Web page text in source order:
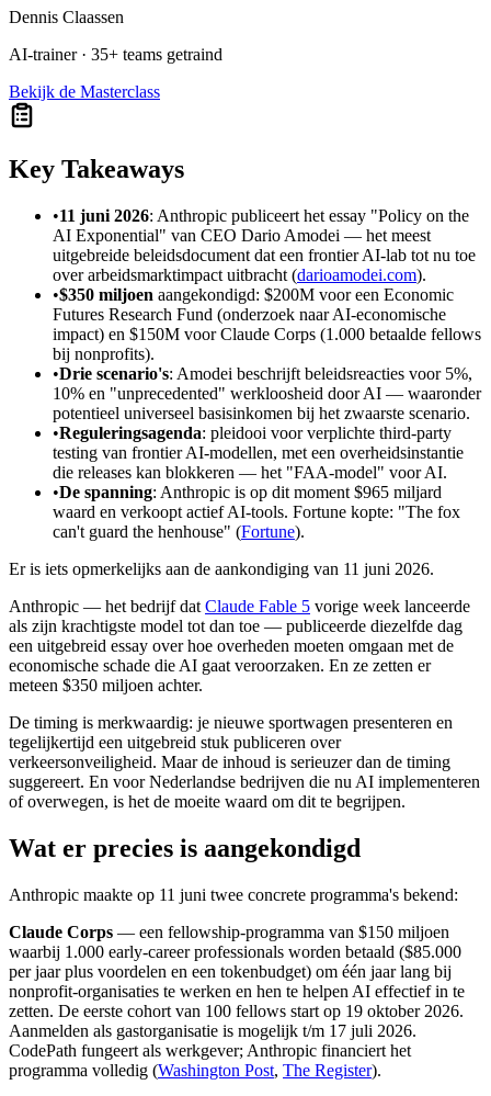
Dennis Claassen
AI-trainer · 35+ teams getraind
Bekijk de Masterclass
Key Takeaways
•11 juni 2026: Anthropic publiceert het essay "Policy on the
AI Exponential" van CEO Dario Amodei — het meest
uitgebreide beleidsdocument dat een frontier AI-lab tot nu toe
over arbeidsmarktimpact uitbracht (darioamodei.com).
•$350 miljoen aangekondigd: $200M voor een Economic
Futures Research Fund (onderzoek naar AI-economische
impact) en $150M voor Claude Corps (1.000 betaalde fellows
bij nonprofits).
•Drie scenario's: Amodei beschrijft beleidsreacties voor 5%,
10% en "unprecedented" werkloosheid door AI — waaronder
potentieel universeel basisinkomen bij het zwaarste scenario.
•Reguleringsagenda: pleidooi voor verplichte third-party
testing van frontier AI-modellen, met een overheidsinstantie
die releases kan blokkeren — het "FAA-model" voor AI.
•De spanning: Anthropic is op dit moment $965 miljard
waard en verkoopt actief AI-tools. Fortune kopte: "The fox
can't guard the henhouse" (Fortune).
Er is iets opmerkelijks aan de aankondiging van 11 juni 2026.
Anthropic — het bedrijf dat Claude Fable 5 vorige week lanceerde
als zijn krachtigste model tot dan toe — publiceerde diezelfde dag
een uitgebreid essay over hoe overheden moeten omgaan met de
economische schade die AI gaat veroorzaken. En ze zetten er
meteen $350 miljoen achter.
De timing is merkwaardig: je nieuwe sportwagen presenteren en
tegelijkertijd een uitgebreid stuk publiceren over
verkeersonveiligheid. Maar de inhoud is serieuzer dan de timing
suggereert. En voor Nederlandse bedrijven die nu AI implementeren
of overwegen, is het de moeite waard om dit te begrijpen.
Wat er precies is aangekondigd
Anthropic maakte op 11 juni twee concrete programma's bekend:
Claude Corps — een fellowship-programma van $150 miljoen
waarbij 1.000 early-career professionals worden betaald ($85.000
per jaar plus voordelen en een tokenbudget) om één jaar lang bij
nonprofit-organisaties te werken en hen te helpen AI effectief in te
zetten. De eerste cohort van 100 fellows start op 19 oktober 2026.
Aanmelden als gastorganisatie is mogelijk t/m 17 juli 2026.
CodePath fungeert als werkgever; Anthropic financiert het
programma volledig (Washington Post, The Register).